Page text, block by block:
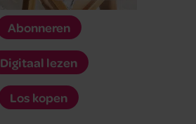
Abonneren
Digitaal lezen
Los kopen